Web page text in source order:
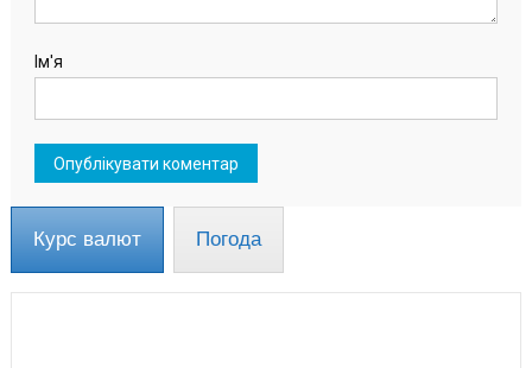
Ім'я
Курс валют Погода